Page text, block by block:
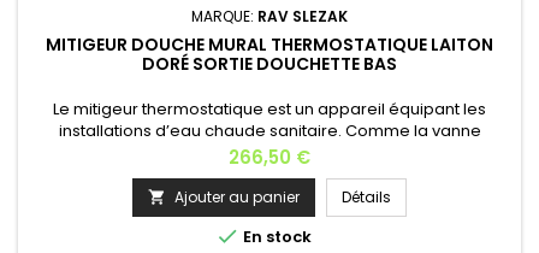
MARQUE: RAV SLEZAK
MITIGEUR DOUCHE MURAL THERMOSTATIQUE LAITON
DORÉ SORTIE DOUCHETTE BAS
Le mitigeur thermostatique est un appareil équipant les
installations d’eau chaude sanitaire. Comme la vanne
thermostatique, il réalise une action sur les débits en fonction
d’une température. Mitigeur thermostatique avec sécurité
anti-brûlure; Matière: laiton Finition: doré Longueur: 28,5
cm Profondeur: 9 cm Hauteur: 8 cm Poids: 2,5 kg Garantie: 6
ans...
Prix
266,50 €
 Ajouter au panier Détails
 En stock